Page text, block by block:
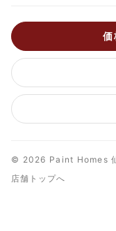
価
© 2026 Paint Homes
店舗トップへ